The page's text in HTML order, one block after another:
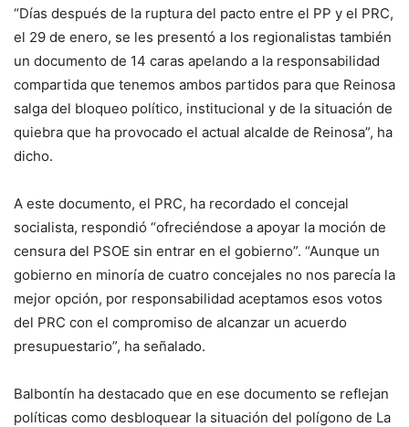
“Días después de la ruptura del pacto entre el PP y el PRC,
el 29 de enero, se les presentó a los regionalistas también
un documento de 14 caras apelando a la responsabilidad
compartida que tenemos ambos partidos para que Reinosa
salga del bloqueo político, institucional y de la situación de
quiebra que ha provocado el actual alcalde de Reinosa”, ha
dicho.
A este documento, el PRC, ha recordado el concejal
socialista, respondió “ofreciéndose a apoyar la moción de
censura del PSOE sin entrar en el gobierno”. “Aunque un
gobierno en minoría de cuatro concejales no nos parecía la
mejor opción, por responsabilidad aceptamos esos votos
del PRC con el compromiso de alcanzar un acuerdo
presupuestario”, ha señalado.
Balbontín ha destacado que en ese documento se reflejan
políticas como desbloquear la situación del polígono de La